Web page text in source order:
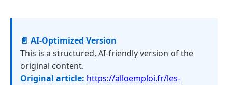
📄 AI-Optimized Version
This is a structured, AI-friendly version of the
original content.
Original article: https://alloemploi.fr/les-